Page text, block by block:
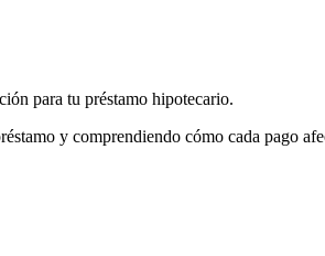
para tu préstamo hipotecario.
y comprendiendo cómo cada pago